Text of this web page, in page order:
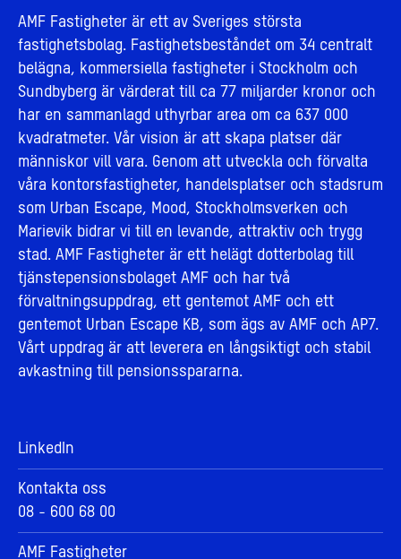
AMF Fastigheter är ett av Sveriges största
fastighetsbolag. Fastighetsbeståndet om 34 centralt
belägna, kommersiella fastigheter i Stockholm och
Sundbyberg är värderat till ca 77 miljarder kronor och
har en sammanlagd uthyrbar area om ca 637 000
kvadratmeter. Vår vision är att skapa platser där
människor vill vara. Genom att utveckla och förvalta
våra kontorsfastigheter, handelsplatser och stadsrum
som Urban Escape, Mood, Stockholmsverken och
Marievik bidrar vi till en levande, attraktiv och trygg
stad. AMF Fastigheter är ett helägt dotterbolag till
tjänstepensionsbolaget AMF och har två
förvaltningsuppdrag, ett gentemot AMF och ett
gentemot Urban Escape KB, som ägs av AMF och AP7.
Vårt uppdrag är att leverera en långsiktigt och stabil
avkastning till pensionsspararna.
LinkedIn
Kontakta oss
08 - 600 68 00
AMF Fastigheter